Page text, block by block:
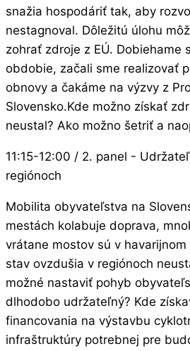
snažia hospodáriť tak, aby
nestagnoval. Dôležitú úlohu
zohrať zdroje z EÚ. Dobiehame
obdobie, začali sme realizovať
obnovy a čakáme na výzvy z
Slovensko.Kde možno získať
neustal? Ako možno šetriť a
11:15-12:00 / 2. panel -
regiónoch
Mobilita obyvateľstva na
mestách kolabuje doprava,
vrátane mostov sú v
stav ovzdušia v regiónoch
možné nastaviť pohyb
dlhodobo udržateľný? Kde
financovania na výstavbu
infraštruktúry potrebnej pre